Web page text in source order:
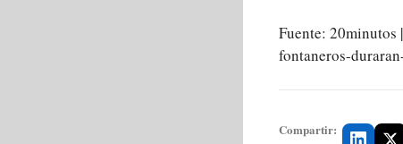
Fuente:
fontaneros-
Compartir: